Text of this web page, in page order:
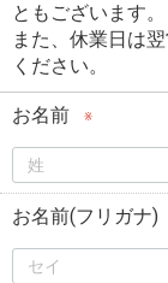
ともございます。
また、休業日は
ください。
お名前 ※
お名前(フリガナ)